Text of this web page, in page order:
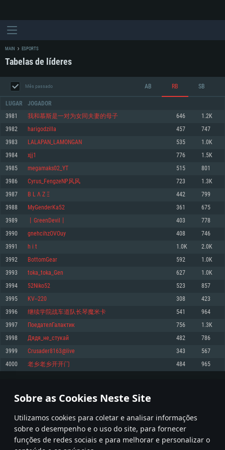
Sobre as Cookies Neste Site
Utilizamos cookies para coletar e analisar informações
sobre o desempenho e o uso do site, para fornecer
funções de redes sociais e para melhorar e personalizar o
REQUERIMENTOS DE SISTEMA
Mínimo
Sistema Operativo: Windows 10 (64 bit)
Processador: Dual-Core 2.2 GHz
Memória: 4GB
Placa Gráfica: Placa com DirectX 11: AMD Radeon 77XX / NVIDIA GeForce
GTX 660. Resolução mínima suportada: 720p
Network: Internet de banda larga.
Disco: 23,1 GB
Recomendado
superior, Radeon RX 570 ou superior
Disco: 75,9 GB
Mínimo
Sistema Operativo: Mac OS Big Sur 11.0 ou versão mais recente
Processador: Core i5 2.2GHz mínimo (Intel Xeon não suportado)
Memória: 6 GB
Placa Gráfica: Intel Iris Pro 5200 (Mac), equivalentes AMD/Nvidia para Mac.
Resolução mínima suportada: 720p com suporte Metal.
Network: Internet de banda larga.
Disco: 21,5 GB
Recomendado
Network: Internet de banda larga.
Mínimo
Sistema Operativo: Distribuições mais modernas do Linux de 64bit
Processador: Dual-Core 2.4 GHz
Memória: 4 GB
Placa Gráfica: NVIDIA 660 com os drivers mais recentes (não mais de 6
meses) / equivalentes AMD com os drivers mais recentes com suporte
Vulkan (não mais de 6 meses); Resolução mínima suportada: 720p.
Network: Internet de banda larga.
Disco: 21,5 GB
Recomendado
Sistema Operativo: Ubuntu 20.04 64bit
Processador: Intel Core i7
Memória: 16 GB
Placa Gráfica: NVIDIA 1060 com os drivers mais recentes (não mais de 6
meses) / equivalentes AMD (Radeon RX 570) com os drivers mais recentes
Network: Internet de banda larga.
MAIN ESPORTS
Tabelas de líderes
Mês passado AB RB SB
LUGAR JOGADOR
3981 我和慕斯是一对为女同夫妻的母子 646 1.2K
3982 harigodzilla 457 747
3983 LALAPAN_LAMONGAN 535 1.0K
3984 xjj1 776 1.5K
3985 megamaks02_YT 515 801
3986 Cyrus_FengzeNP风风 723 1.3K
3987 B L Λ Z Ξ 442 799
3988 MyGenderKa52 361 675
3989 丨GreenDevil丨 403 778
3990 gnehcihzOVOuy 408 746
3991 h i t 1.0K 2.0K
3992 BottomGear 592 1.0K
3993 toka_toka_Gen 627 1.0K
3994 52Niko52 523 857
3995 KV--220 308 423
3996 继续学院战车道队长琴魔米卡 541 964
3997 ПоедателГалактик 756 1.3K
3998 Дядя_не_стукай 482 786
3999 Crusader8163@live 343 567
4000 老乡老乡开开门 484 965